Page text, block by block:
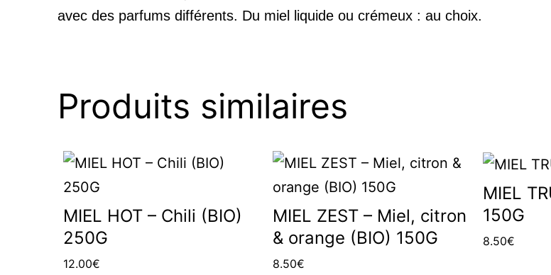
avec des parfums différents. Du miel liquide ou crémeux : au choix.
Produits similaires
MIEL HOT – Chili (BIO)
250G
12.00€
MIEL ZEST – Miel, citron
& orange (BIO) 150G
8.50€
MIEL
150G
8.50€